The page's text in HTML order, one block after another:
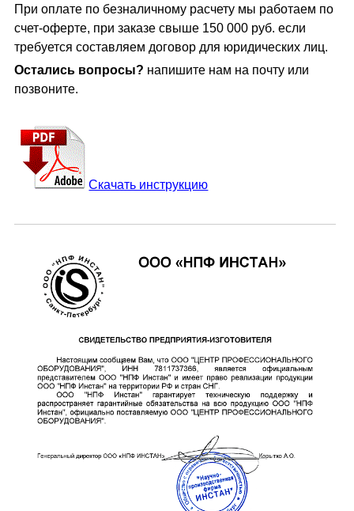
При оплате по безналичному расчету мы работаем по
счет-оферте, при заказе свыше 150 000 руб. если
требуется составляем договор для юридических лиц.
Остались вопросы? напишите нам на почту или
позвоните.
Скачать инструкцию